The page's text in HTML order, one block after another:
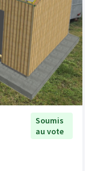
Soumis
au vote